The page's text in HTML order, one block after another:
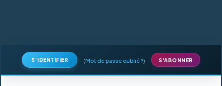
S'IDENTIFIER (Mot de passe oublié ?) S'ABONNER